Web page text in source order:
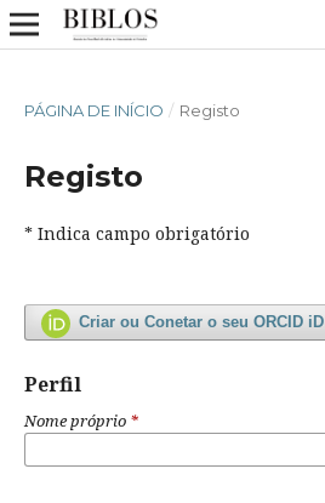
PÁGINA DE INÍCIO / Registo
Registo
* Indica campo obrigatório
Criar ou Conetar o seu ORCID iD
Perfil
Nome próprio *